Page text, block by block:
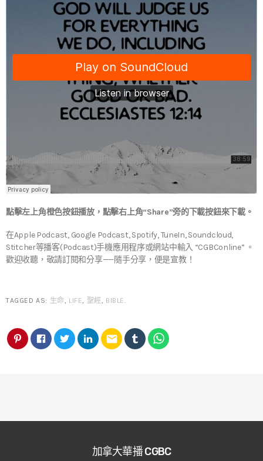
點擊左上角橙色按鈕播放，點擊右上角“Share”旁的下載按鈕來下載。
在Apple Podcast, Google Podcast, Spotify, TuneIn, Soundcloud,
Stitcher等播客(Podcast)手機應用程序或網站中輸入 “CGBConline” 。
歡迎收聽，敬請訂閱和分享——隨手分享，便是宣教！
TAGGED AS: 生命, LIFE, 聖經, BIBLE.
email
加拿大華播 CGBC